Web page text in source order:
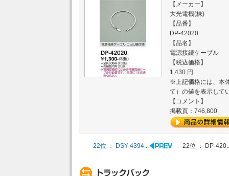
【メーカー】
大光電機(株)
【品番】
DP-42020
【品名】
電源接続ケーブル
【税込価格】
1,430 円
※上記価格には、本
て）の値を表示して
【コメント】
掲載頁：746,800
22位 ： DSY-4394... 22位 ： DP-